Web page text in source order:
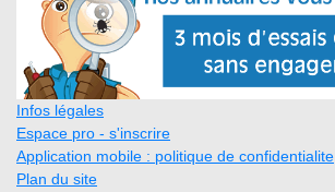
Infos légales
Espace pro - s'inscrire
Application mobile : politique de confidentialite
Plan du site